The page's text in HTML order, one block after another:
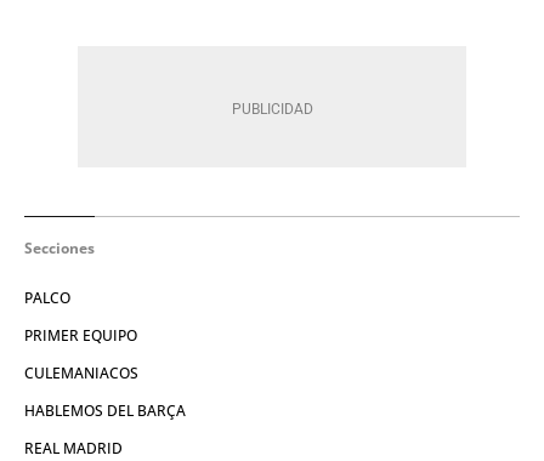
Secciones
PALCO
PRIMER EQUIPO
CULEMANIACOS
HABLEMOS DEL BARÇA
REAL MADRID